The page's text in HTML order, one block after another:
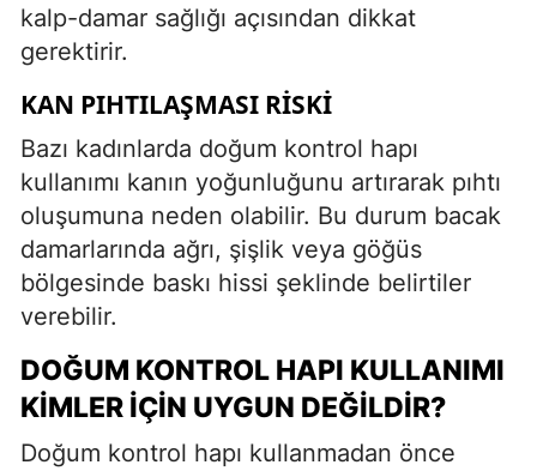
kalp-damar sağlığı açısından dikkat
gerektirir.
KAN PIHTILAŞMASI RISKI
Bazı kadınlarda doğum kontrol hapı
kullanımı kanın yoğunluğunu artırarak pıhtı
oluşumuna neden olabilir. Bu durum bacak
damarlarında ağrı, şişlik veya göğüs
bölgesinde baskı hissi şeklinde belirtiler
verebilir.
DOĞUM KONTROL HAPI KULLANIMI
KIMLER İÇIN UYGUN DEĞILDIR?
Doğum kontrol hapı kullanmadan önce